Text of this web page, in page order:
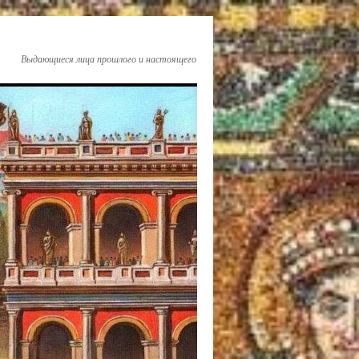
Выдающиеся лица прошлого и настоящего